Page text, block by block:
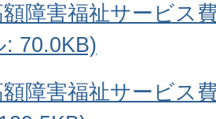
障害福祉サービス
: 70.0KB)
障害福祉サービス